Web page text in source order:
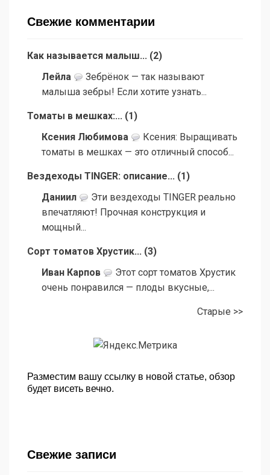
Свежие комментарии
Как называется малыш... (2)
Лейла
Зебрёнок — так называют
малыша зебры! Если хотите узнать...
Томаты в мешках:... (1)
Ксения Любимова
Ксения: Выращивать
томаты в мешках — это отличный способ...
Вездеходы TINGER: описание... (1)
Даниил
Эти вездеходы TINGER реально
впечатляют! Прочная конструкция и
мощный...
Сорт томатов Хрустик... (3)
Иван Карпов
Этот сорт томатов Хрустик
очень понравился — плоды вкусные,...
Старые >>
Разместим вашу ссылку в новой статье, обзор
будет висеть вечно.
Свежие записи